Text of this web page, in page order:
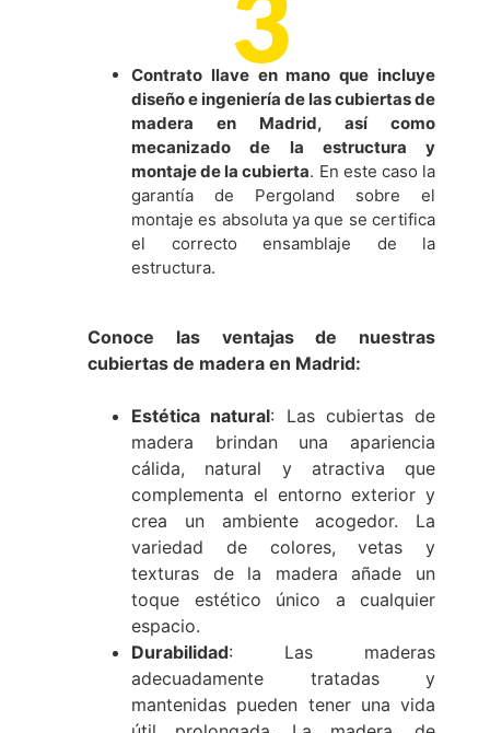
Contrato llave en mano que incluye
diseño e ingeniería de las cubiertas de
madera en Madrid, así como
mecanizado de la estructura y
montaje de la cubierta. En este caso la
garantía de Pergoland sobre el
montaje es absoluta ya que se certifica
el correcto ensamblaje de la
estructura.
Conoce las ventajas de nuestras
cubiertas de madera en Madrid:
Estética natural: Las cubiertas de
madera brindan una apariencia
cálida, natural y atractiva que
complementa el entorno exterior y
crea un ambiente acogedor. La
variedad de colores, vetas y
texturas de la madera añade un
toque estético único a cualquier
espacio.
Durabilidad: Las maderas
adecuadamente tratadas y
mantenidas pueden tener una vida